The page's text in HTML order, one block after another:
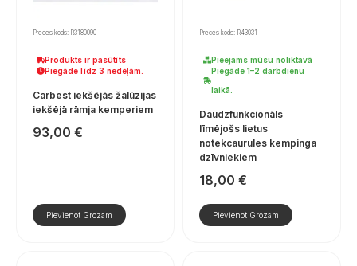
Preces kods: R3180090
Produkts ir pasūtīts
Piegāde līdz 3 nedēļām.
Carbest iekšējās žalūzijas
iekšējā rāmja kemperiem
93,00 €
Pievienot Grozam
Preces kods: R43031
Pieejams mūsu noliktavā
Piegāde 1–2 darbdienu
laikā.
Daudzfunkcionāls
līmējošs lietus
notekcaurules kempinga
dzīvniekiem
18,00 €
Pievienot Grozam